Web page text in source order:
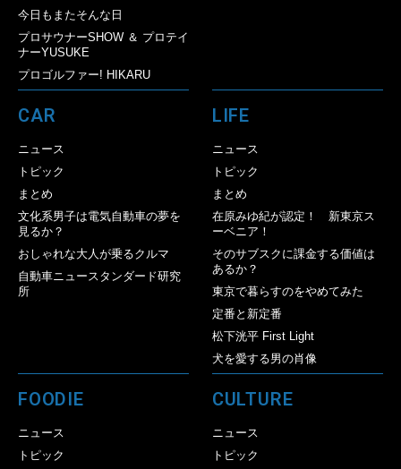
今日もまたそんな日
プロサウナーSHOW ＆ プロテイ
ナーYUSUKE
プロゴルファー! HIKARU
CAR
ニュース
トピック
まとめ
文化系男子は電気自動車の夢を
見るか？
おしゃれな大人が乗るクルマ
自動車ニュースタンダード研究
所
LIFE
ニュース
トピック
まとめ
在原みゆ紀が認定！ 新東京ス
ーベニア！
そのサブスクに課金する価値は
あるか？
東京で暮らすのをやめてみた
定番と新定番
松下洸平 First Light
犬を愛する男の肖像
FOODIE
ニュース
トピック
CULTURE
ニュース
トピック